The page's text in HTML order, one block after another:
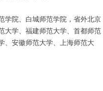
院、白城师范学院，省外北京
大学、福建师范大学、首都师范
、安徽师范大学、上海师范大